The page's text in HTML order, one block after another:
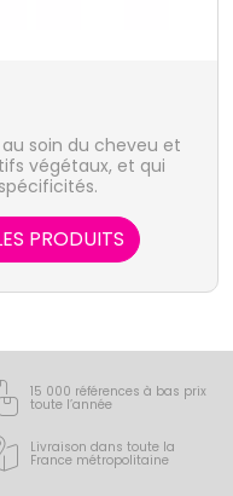
soin du cheveu et
végétaux, et qui
PRODUITS
15 000 références à bas prix
toute l’année
Livraison dans toute la
France métropolitaine